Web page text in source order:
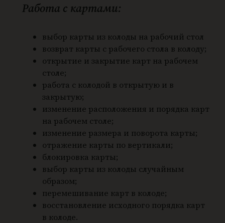
Работа с картами:
выбор карты из колоды на рабочий стол
возврат карты с рабочего стола в колоду;
открытие и закрытие карт на рабочем
столе;
работа с колодой в открытую и в
закрытую;
изменение расположения и порядка карт
на рабочем столе;
изменение размера и поворота карты;
отражение карты по вертикали;
блокировка карты;
выбор карты из колоды случайным
образом;
перемешивание карт в колоде;
восстановление исходного порядка карт
в колоде.